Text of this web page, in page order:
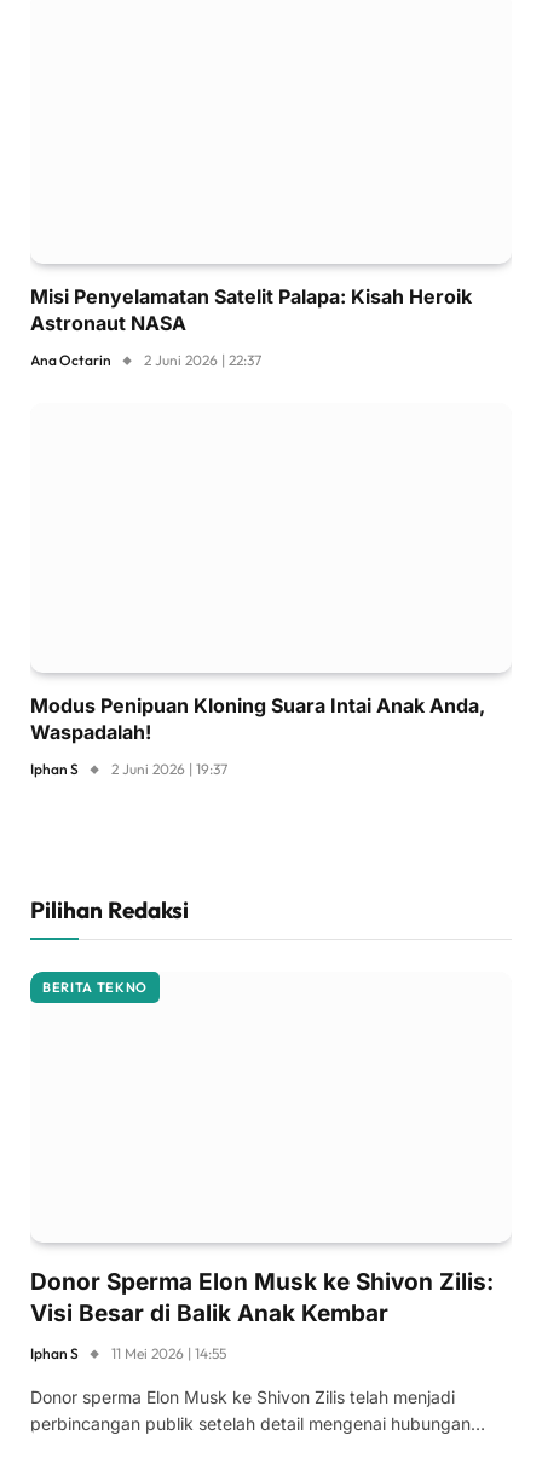
Misi Penyelamatan Satelit Palapa: Kisah Heroik
Astronaut NASA
Ana Octarin 2 Juni 2026 | 22:37
Modus Penipuan Kloning Suara Intai Anak Anda,
Waspadalah!
Iphan S 2 Juni 2026 | 19:37
Pilihan Redaksi
BERITA TEKNO
Donor Sperma Elon Musk ke Shivon Zilis:
Visi Besar di Balik Anak Kembar
Iphan S 11 Mei 2026 | 14:55
Donor sperma Elon Musk ke Shivon Zilis telah menjadi
perbincangan publik setelah detail mengenai hubungan…